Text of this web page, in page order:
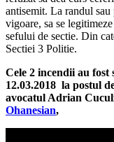
antisemit. La randul
vigoare, sa se
sefului de sectie. Din
Sectiei 3 Politie.
Cele 2 incendii au fost
12.03.2018 la postul
avocatul Adrian
Ohanesian,